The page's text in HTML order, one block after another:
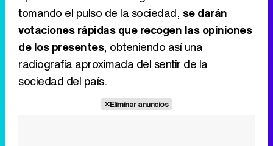
tomando el pulso de la sociedad, se darán
votaciones rápidas que recogen las opiniones
de los presentes, obteniendo así una
radiografía aproximada del sentir de la
sociedad del país.
Eliminar anuncios